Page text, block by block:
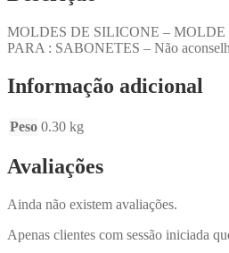
MOLDES DE SILICONE – MOLDE
PARA : SABONETES – Não
Informação adicional
Peso 0.30 kg
Avaliações
Ainda não existem avaliações.
Apenas clientes com sessão iniciada